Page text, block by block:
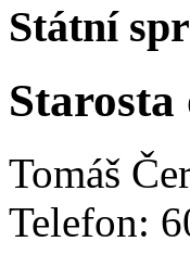
Státní
Starosta
Tomáš
Telefon: